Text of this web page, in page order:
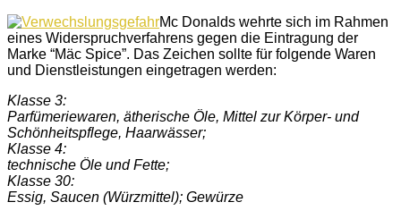
Mc Donalds wehrte sich im Rahmen
eines Widerspruchverfahrens gegen die Eintragung der
Marke “Mäc Spice”. Das Zeichen sollte für folgende Waren
und Dienstleistungen eingetragen werden:
Klasse 3:
Parfümeriewaren, ätherische Öle, Mittel zur Körper- und
Schönheitspflege, Haarwässer;
Klasse 4:
technische Öle und Fette;
Klasse 30:
Essig, Saucen (Würzmittel); Gewürze